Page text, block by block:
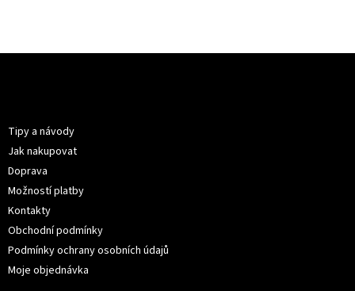
Tipy a návody
Jak nakupovat
Doprava
Možností platby
Kontakty
Obchodní podmínky
Podmínky ochrany osobních údajů
Moje objednávka